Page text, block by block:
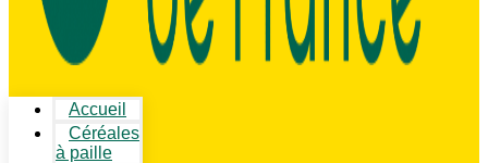
Accueil
Céréales
à paille